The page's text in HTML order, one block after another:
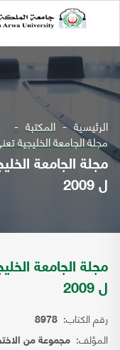
الرئيسية المكتبة
مجلة الجامعة الخليجية تعني
ل 2009
ل 2009
رقم الكتاب: 8978
المؤلف: مجموعة من